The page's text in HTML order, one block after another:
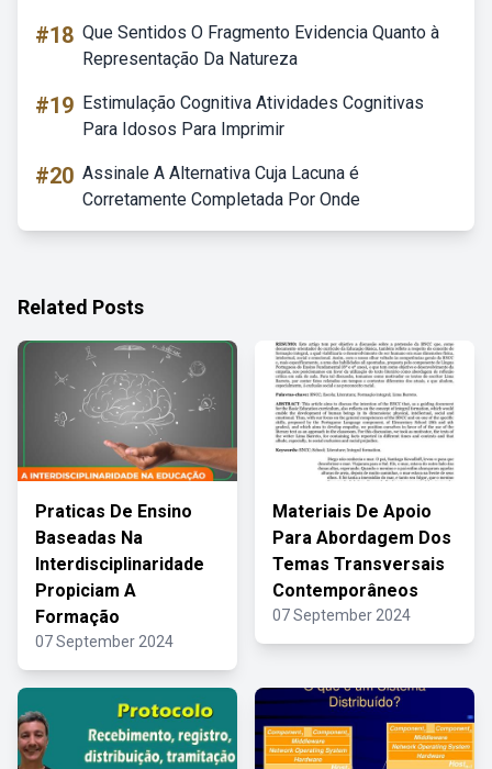
#18 Que Sentidos O Fragmento Evidencia Quanto à
Representação Da Natureza
#19 Estimulação Cognitiva Atividades Cognitivas
Para Idosos Para Imprimir
#20 Assinale A Alternativa Cuja Lacuna é
Corretamente Completada Por Onde
Related Posts
Praticas De Ensino
Baseadas Na
Interdisciplinaridade
Propiciam A
Formação
07 September 2024
Materiais De Apoio
Para Abordagem Dos
Temas Transversais
Contemporâneos
07 September 2024